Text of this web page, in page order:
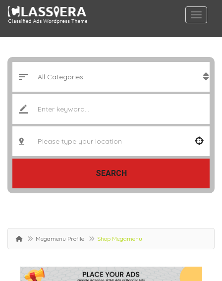
SEARCH
Megamenu Profile Shop Megamenu